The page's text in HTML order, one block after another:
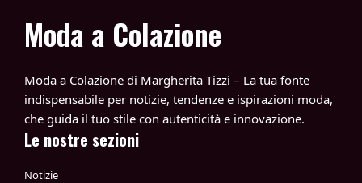
Moda a Colazione
Moda a Colazione di Margherita Tizzi – La tua fonte
indispensabile per notizie, tendenze e ispirazioni moda,
che guida il tuo stile con autenticità e innovazione.
Le nostre sezioni
Notizie